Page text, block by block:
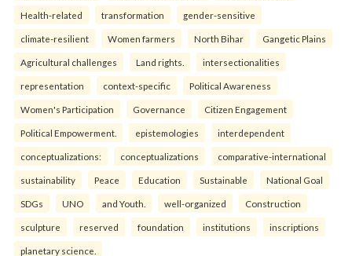
Health-related transformation gender-sensitive
climate-resilient Women farmers North Bihar Gangetic Plains
Agricultural challenges Land rights. intersectionalities
representation context-specific Political Awareness
Women's Participation Governance Citizen Engagement
Political Empowerment. epistemologies interdependent
conceptualizations: conceptualizations comparative-international
sustainability Peace Education Sustainable National Goal
SDGs UNO and Youth. well-organized Construction
sculpture reserved foundation institutions inscriptions
planetary science.